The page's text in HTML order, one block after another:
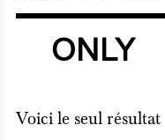
ONLY
Voici le seul résultat